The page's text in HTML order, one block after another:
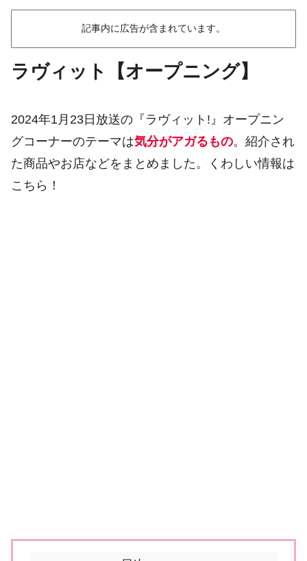
記事内に広告が含まれています。
ラヴィット【オープニング】
2024年1月23日放送の『ラヴィット!』オープニン
グコーナーのテーマは気分がアガるもの。紹介され
た商品やお店などをまとめました。くわしい情報は
こちら！